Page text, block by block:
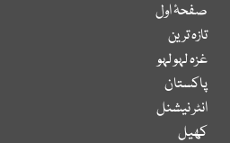
صفحۂ اول
تازہ ترین
غزہ لہو لہو
پاکستان
انٹر نیشنل
کھیل